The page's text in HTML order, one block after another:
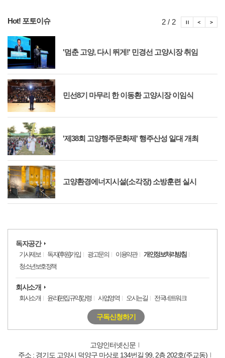
Hot! 포토이슈
'멈춘 고양, 다시 뛰게!' 민경선 고양시장 취임
민선8기 마무리 한 이동환 고양시장 이임식
'제38회 고양행주문화제' 행주산성 일대 개최
고양환경에너지시설(소각장) 소방훈련 실시
2 / 2 포
포토이
독자공간
기사제보 독자(후원)가입 광고문의 이용약관
개인정보처리방침
청소년보호정책
회사소개
회사소개 윤리(편집규약)강령 사업영역 오시는길 전국네트워크
구독신청하기
고양인터넷신문
주소 : 경기도 고양시 덕양구 마상로 134번길 99, 2층 202호(주교동)